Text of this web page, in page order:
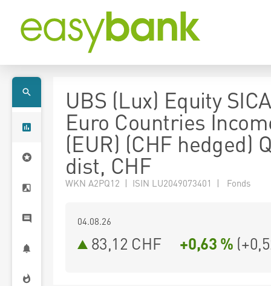
UBS (Lux) Equity
Euro Countries
(EUR) (CHF hedged)
dist, CHF
WKN A2PQ12 | ISIN LU2049073401 | Fonds
04.08.26
83,12 CHF +0,63 % (